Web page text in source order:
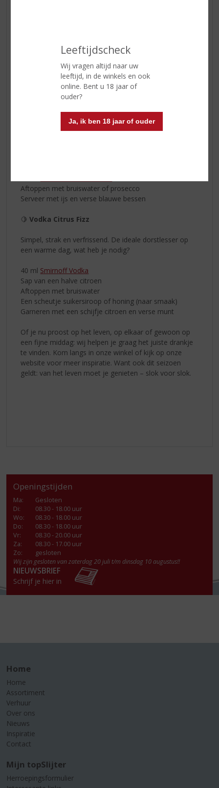
Leeftijdscheck
Wij vragen altijd naar uw
leeftijd, in de winkels en ook
online. Bent u 18 jaar of
ouder?
Ja, ik ben 18 jaar of ouder
Cocktailmiddag met buren:
iedereen neemt een fles
of recept mee en je maakt elkaars favoriete lente-
Picknick in het park: een kleedje, wat tapas, een fles
rosé of een kant-en-klare cocktail in een thermos – en
je hebt vakantiegevoel zonder te reizen.
En we hebben wat inspiratie om het seizoen in je glas
te vangen voor je!
Aftoppen met bruiswater of prosecco
Serveer met ijs en verse blauwe bessen
🍋Vodka Citrus Fizz
Simpel, strak en verfrissend. De ideale dorstlesser op
een warme dag, wat heb je nodig?
40 ml Smirnoff Vodka
Sap van een halve citroen
Aftoppen met bruiswater
Een scheutje suikersiroop of honing (naar smaak)
Garneren met een schijfje citroen en verse munt
Of je nu proost op het leven, op elkaar of gewoon op
een fijne middag: wij helpen je graag het juiste drankje
te vinden. Kom langs in onze winkel of kijk op onze
website voor meer inspiratie. Want ook dit seizoen
geldt: van het leven moet je genieten – slok voor slok.
Openingstijden
Ma:
Gesloten
Di:
08.30 - 18.00 uur
Wo:
08.30 - 18.00 uur
Do:
08.30 - 18.00 uur
Vr:
08.30 - 20.00 uur
Za:
08.30 - 17.00 uur
Zo:
gesloten
Wij zijn gesloten van zaterdag 20 juli t/m dinsdag 10 augustus!!
NIEUWSBRIEF
Schrijf je hier in
Home
Home
Assortiment
Verhuur
Over ons
Nieuws
Inspiratie
Contact
Mijn topSlijter
Herroepingsformulier